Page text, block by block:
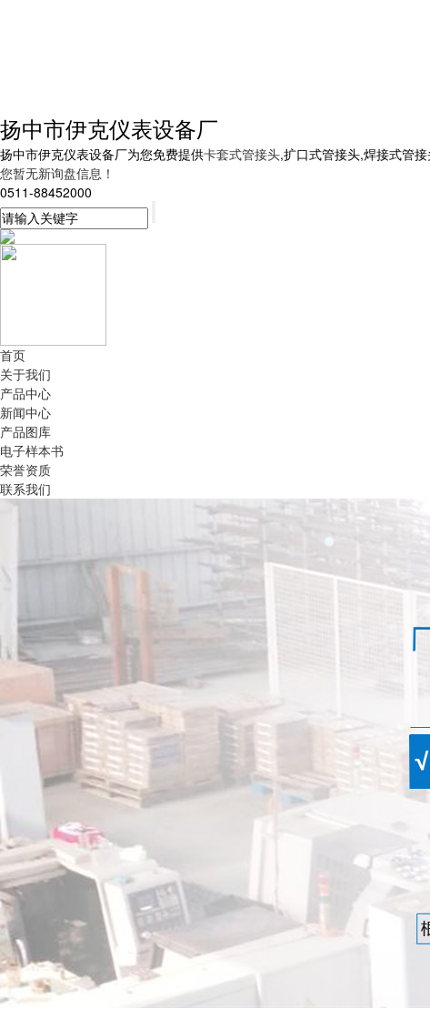
扬中市伊克仪表设备厂
扬中市伊克仪表设备厂为您免费提供卡套式管接头,扩口式管接头,焊接式管
您暂无新询盘信息！
0511-88452000
首页
关于我们
产品中心
新闻中心
产品图库
电子样本书
荣誉资质
联系我们